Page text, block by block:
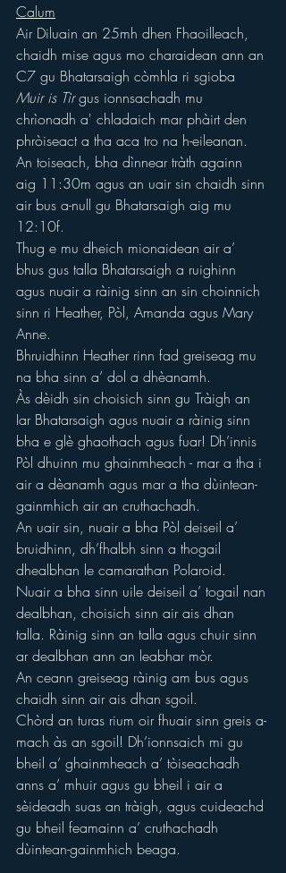
Calum
Air Diluain an 25mh dhen Fhaoilleach,
chaidh mise agus mo charaidean ann an
C7 gu Bhatarsaigh còmhla ri sgioba
Muir is Tìr gus ionnsachadh mu
chrìonadh a' chladaich mar phàirt den
phròiseact a tha aca tro na h-eileanan.
An toiseach, bha dìnnear tràth againn
aig 11:30m agus an uair sin chaidh sinn
air bus a-null gu Bhatarsaigh aig mu
12:10f.
Thug e mu dheich mionaidean air a’
bhus gus talla Bhatarsaigh a ruighinn
agus nuair a ràinig sinn an sin choinnich
sinn ri Heather, Pòl, Amanda agus Mary
Anne.
Bhruidhinn Heather rinn fad greiseag mu
na bha sinn a’ dol a dhèanamh.
Às dèidh sin choisich sinn gu Tràigh an
Iar Bhatarsaigh agus nuair a ràinig sinn
bha e glè ghaothach agus fuar! Dh’innis
Pòl dhuinn mu ghainmheach - mar a tha i
air a dèanamh agus mar a tha dùintean-
gainmhich air an cruthachadh.
An uair sin, nuair a bha Pòl deiseil a’
bruidhinn, dh’fhalbh sinn a thogail
dhealbhan le camarathan Polaroid.
Nuair a bha sinn uile deiseil a’ togail nan
dealbhan, choisich sinn air ais dhan
talla. Ràinig sinn an talla agus chuir sinn
ar dealbhan ann an leabhar mòr.
An ceann greiseag ràinig am bus agus
chaidh sinn air ais dhan sgoil.
Chòrd an turas rium oir fhuair sinn greis a-
mach às an sgoil! Dh’ionnsaich mi gu
bheil a’ ghainmheach a’ tòiseachadh
anns a’ mhuir agus gu bheil i air a
sèideadh suas an tràigh, agus cuideachd
gu bheil feamainn a’ cruthachadh
dùintean-gainmhich beaga.